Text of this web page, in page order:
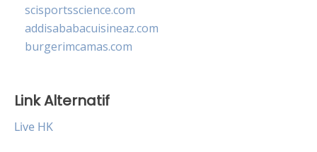
scisportsscience.com
addisababacuisineaz.com
burgerimcamas.com
Link Alternatif
Live HK